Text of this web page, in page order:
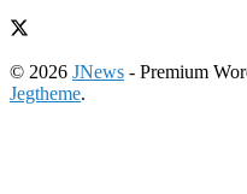
© 2026 JNews - Premium
Jegtheme.